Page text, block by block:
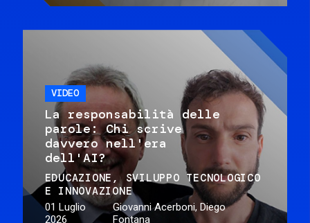
VIDEO
La responsabilità delle
parole: Chi scrive
davvero nell'era
dell'AI?
EDUCAZIONE
SVILUPPO TECNOLOGICO
E INNOVAZIONE
01 Luglio
2026
Giovanni Acerboni, Diego
Fontana